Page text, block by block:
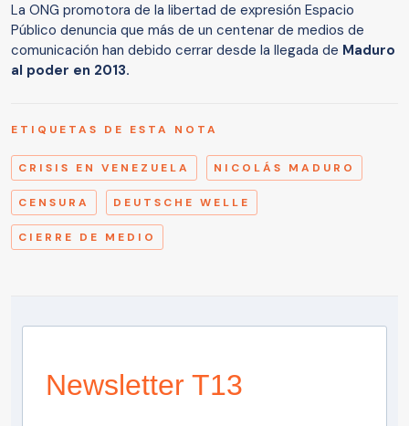
La ONG promotora de la libertad de expresión Espacio
Público denuncia que más de un centenar de medios de
comunicación han debido cerrar desde la llegada de Maduro
al poder en 2013.
ETIQUETAS DE ESTA NOTA
CRISIS EN VENEZUELA NICOLÁS MADURO
CENSURA DEUTSCHE WELLE
CIERRE DE MEDIO
Newsletter T13